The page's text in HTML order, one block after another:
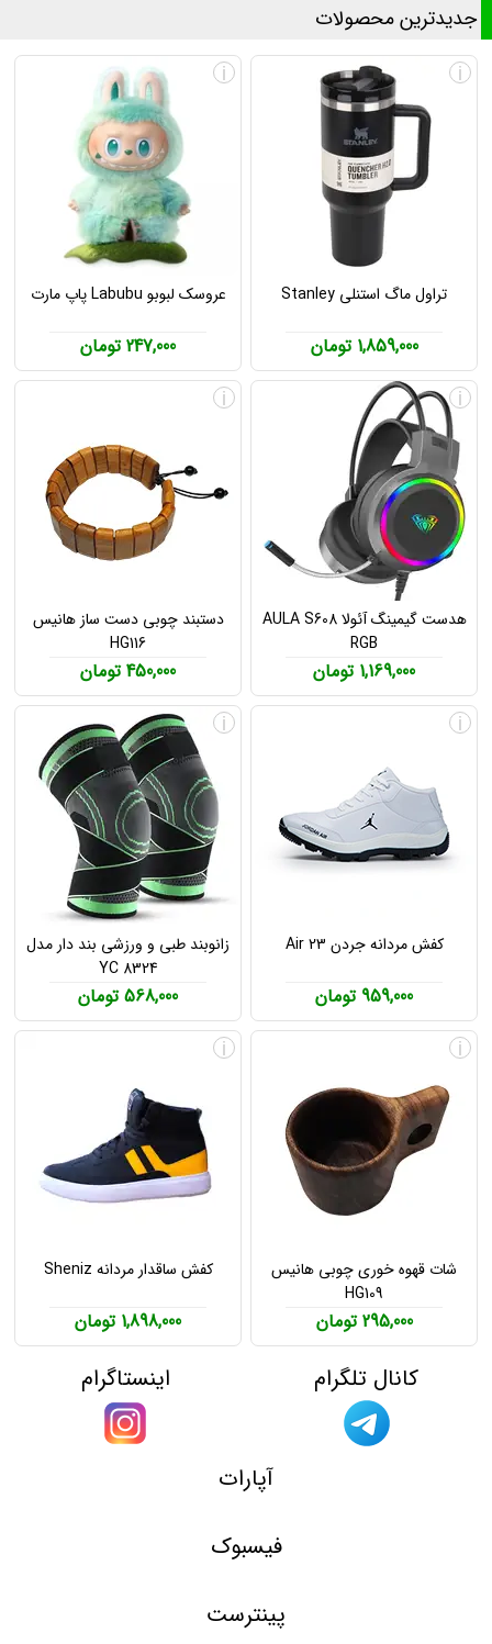
جدیدترین محصولات
تراول ماگ استنلی Stanley
1,859,000 تومان
i
عروسک لبوبو Labubu پاپ مارت
247,000 تومان
i
هدست گیمینگ آئولا AULA S608
RGB
1,169,000 تومان
i
دستبند چوبی دست ساز هانیس
HG116
450,000 تومان
i
کفش مردانه جردن Air 23
959,000 تومان
i
زانوبند طبی و ورزشی بند دار مدل
YC 8324
568,000 تومان
i
شات قهوه خوری چوبی هانیس
HG109
295,000 تومان
i
کفش ساقدار مردانه Sheniz
1,898,000 تومان
i
کانال تلگرام اینستاگرام
آپارات
فیسبوک
پینترست